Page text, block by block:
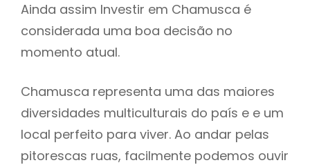
Ainda assim Investir em Chamusca é
considerada uma boa decisão no
momento atual.
Chamusca representa uma das maiores
diversidades multiculturais do país e e um
local perfeito para viver. Ao andar pelas
pitorescas ruas, facilmente podemos ouvir